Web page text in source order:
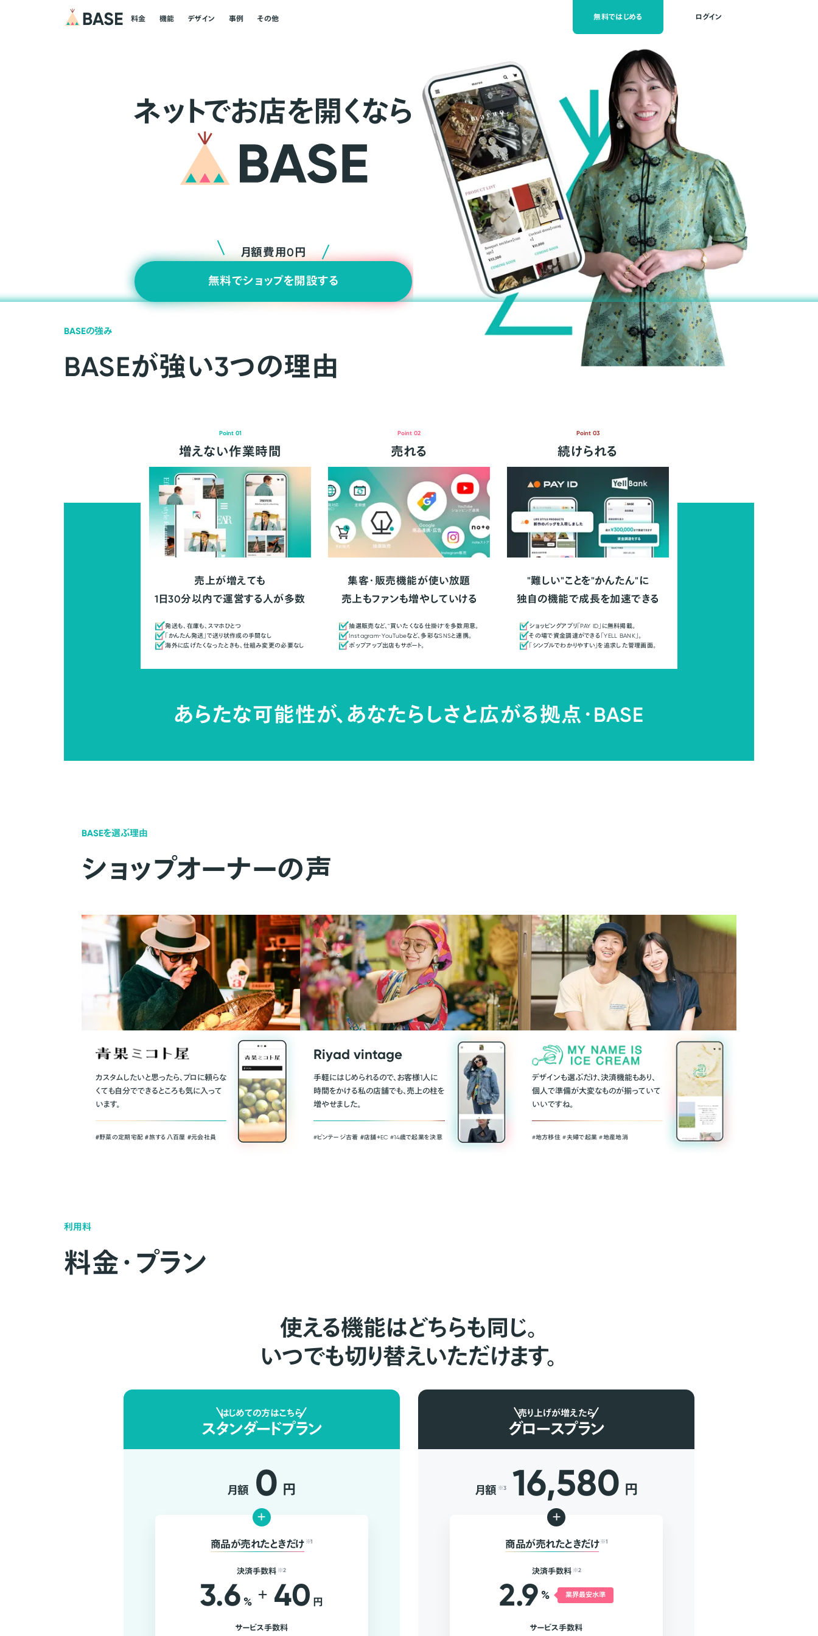
料金 機能 デザイン 事例 その他 無料ではじめる ログイン
ネッ トでお店を開くなら
月額費用0円
無料でショップを開設する
BASEの強み
BASEが強い3つの理由
Point 01
増えない作業時間
売上が増えても
1日30分以内で運営する人が多数
発送も、在庫も、スマホひとつ
「かんたん発送」で送り状作成の手間なし
海外に広げたくなったときも、仕組み変更の必要なし
Point 02
売れる
集客・販売機能が使い放題
売上もファンも増やしていける
抽選販売など、"買いたくなる仕掛け"を多数用意。
Instagram・YouTubeなど、多彩なSNSと連携。
ポップアップ出店もサポート。
Point 03
続けられる
"難しい"ことを"かんたん"に
独自の機能で成長を加速できる
ショッピングアプリ「PAY ID」に無料掲載。
その場で資金調達ができる「YELL BANK」。
「シンプルでわかりやすい」を追求した管理画面。
あらたな可能性が、あなたらしさと広がる拠点・BASE
BASEを選ぶ理由
ショップオーナーの声
カスタムしたいと思ったら、プロに頼らな
くても自分でできるところも気に入って
います。
＃野菜の定期宅配 ＃旅する八百屋 ＃元会社員
Riyad vintage
手軽にはじめられるので、お客様1人に
時間をかける私の店舗でも、売上の柱を
増やせました。
#ビンテージ古着 ＃店舗＋EC #14歳で起業を決意
デザインも選ぶだけ、決済機能もあり、
個人で準備が大変なものが揃っていて
いいですね。
#地方移住 #夫婦で起業 #地産地消
利用料
料金・プラン
使える機能はどちらも同じ。
いつでも切り替えいただけます。
はじめての方はこちら
スタンダードプラン
月額 0 円
+
商品が売れたときだけ ※1
決済手数料 ※2
3.6 % + 40 円
サービス手数料
売り上げが増えたら
グロースプラン
月額 ※3 16,580 円
+
商品が売れたときだけ ※1
決済手数料 ※2
2.9 % 業界最安水準
サービス手数料